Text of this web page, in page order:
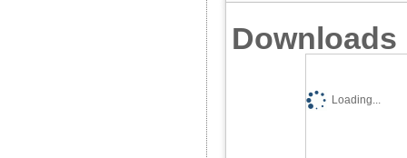
Downloads
Loading...